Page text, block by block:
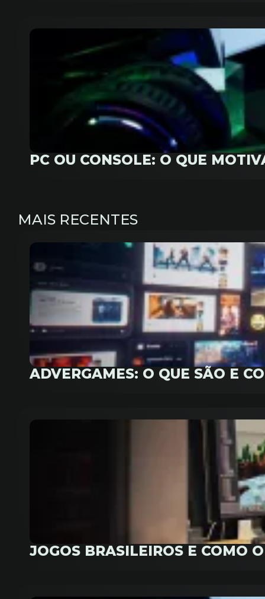
PC OU CONSOLE: O QUE
MAIS RECENTES
ADVERGAMES: O QUE SÃO E
JOGOS BRASILEIROS E COMO